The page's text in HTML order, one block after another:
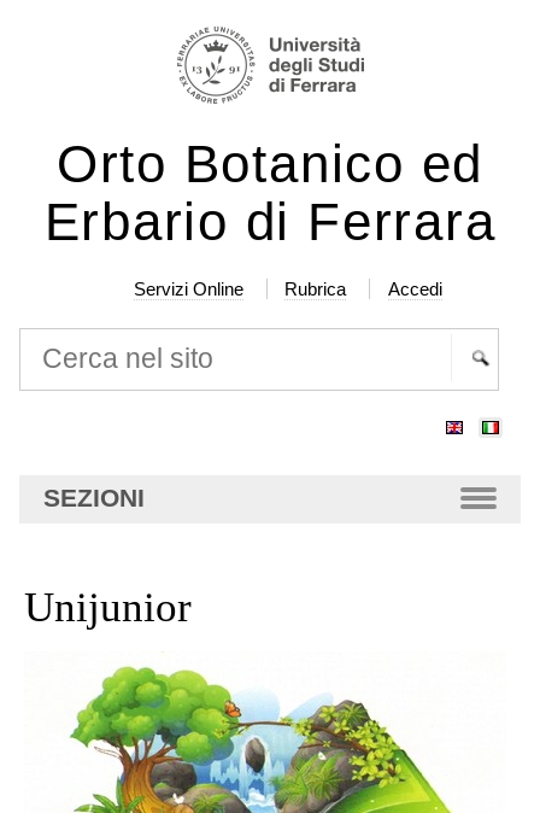
Salta
navigazione
Orto Botanico ed
Erbario di Ferrara
Servizi Online Rubrica Accedi
SEZIONI
Unijunior